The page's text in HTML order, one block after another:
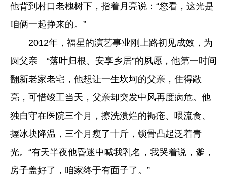
他背到村口老槐树下，指着月亮说：“您看，这光是
咱俩一起挣来的。”
2012年，福星的演艺事业刚上路初见成效，为
圆父亲 “落叶归根、安享乡居”的夙愿，他第一时间
翻新老家老宅，他想让一生坎坷的父亲，住得敞
亮，可惜竣工当天，父亲却突发中风再度病危。他
独自守在医院三个月，擦洗溃烂的褥疮、喂流食、
握冰块降温，三个月瘦了十斤，锁骨凸起泛着青
光。“有天半夜他昏迷中喊我乳名，我哭着说，爹，
房子盖好了，咱家终于有面子了。”